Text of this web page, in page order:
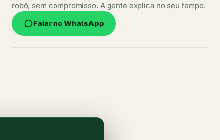
robô, sem compromisso. A gente explica no seu tempo.
Falar no WhatsApp
ajudar você a fazer sempre a melhor escolha.